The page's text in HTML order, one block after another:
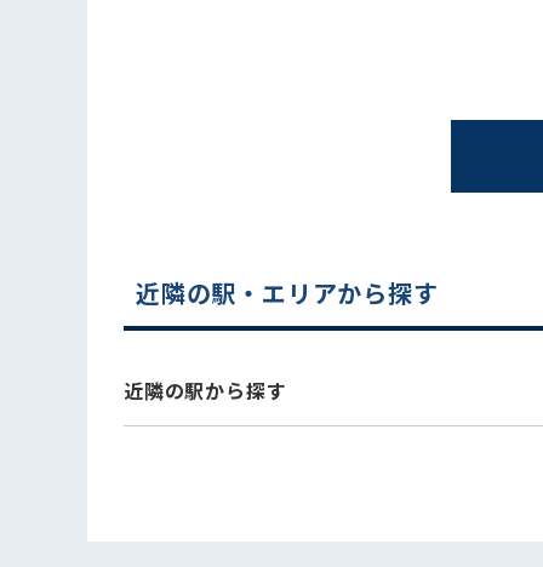
電話でお問い合わせ
近隣の駅・エリアから探す
近隣の駅から探す